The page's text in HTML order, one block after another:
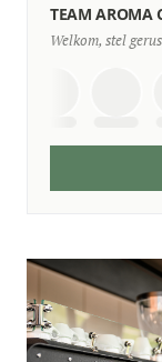
TEAM AROMA
Welkom, stel